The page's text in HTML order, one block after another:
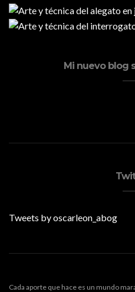
Mi nuevo blog
Tweets by oscarleon_abog
Cada aporte que hace es un mundo